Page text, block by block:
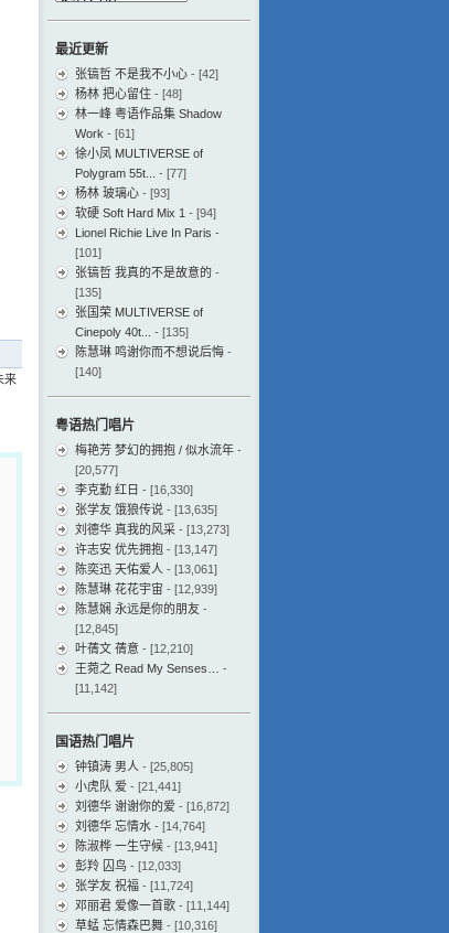
来
档
最近更新
张镐哲 不是我不小心 - [42]
杨林 把心留住 - [48]
林一峰 粤语作品集 Shadow
Work - [61]
徐小凤 MULTIVERSE of
Polygram 55t...
- [77]
杨林 玻璃心 - [93]
软硬 Soft Hard Mix 1 - [94]
Lionel Richie Live In Paris -
[101]
张镐哲 我真的不是故意的 -
[135]
张国荣 MULTIVERSE of
Cinepoly 40t...
- [135]
陈慧琳 鸣谢你而不想说后悔 -
[140]
粤语热门唱片
梅艳芳 梦幻的拥抱 / 似水流年 -
[20,577]
李克勤 红日 - [16,330]
张学友 饿狼传说 - [13,635]
刘德华 真我的风采 - [13,273]
许志安 优先拥抱 - [13,147]
陈奕迅 天佑爱人 - [13,061]
陈慧琳 花花宇宙 - [12,939]
陈慧娴 永远是你的朋友 -
[12,845]
叶蒨文 蒨意 - [12,210]
王菀之 Read My Senses…
-
[11,142]
国语热门唱片
钟镇涛 男人 - [25,805]
小虎队 爱 - [21,441]
刘德华 谢谢你的爱 - [16,872]
刘德华 忘情水 - [14,764]
陈淑桦 一生守候 - [13,941]
彭羚 囚鸟 - [12,033]
张学友 祝福 - [11,724]
邓丽君 爱像一首歌 - [11,144]
草蜢 忘情森巴舞 - [10,316]